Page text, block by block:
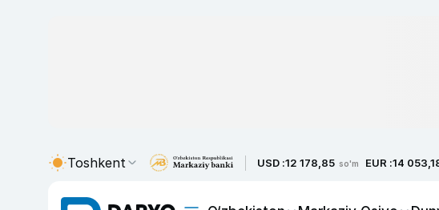
Toshkent USD :12 178,85 so'm EUR :14